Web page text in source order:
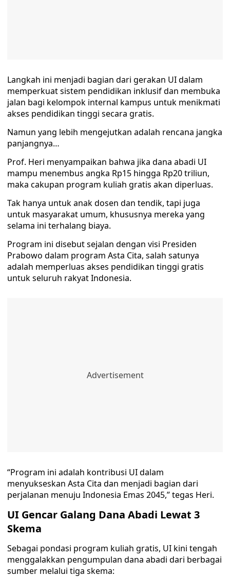
Langkah ini menjadi bagian dari gerakan UI dalam
memperkuat sistem pendidikan inklusif dan membuka
jalan bagi kelompok internal kampus untuk menikmati
akses pendidikan tinggi secara gratis.
Namun yang lebih mengejutkan adalah rencana jangka
panjangnya…
Prof. Heri menyampaikan bahwa jika dana abadi UI
mampu menembus angka Rp15 hingga Rp20 triliun,
maka cakupan program kuliah gratis akan diperluas.
Tak hanya untuk anak dosen dan tendik, tapi juga
untuk masyarakat umum, khususnya mereka yang
selama ini terhalang biaya.
Program ini disebut sejalan dengan visi Presiden
Prabowo dalam program Asta Cita, salah satunya
adalah memperluas akses pendidikan tinggi gratis
untuk seluruh rakyat Indonesia.
“Program ini adalah kontribusi UI dalam
menyukseskan Asta Cita dan menjadi bagian dari
perjalanan menuju Indonesia Emas 2045,” tegas Heri.
UI Gencar Galang Dana Abadi Lewat 3
Skema
Sebagai pondasi program kuliah gratis, UI kini tengah
menggalakkan pengumpulan dana abadi dari berbagai
sumber melalui tiga skema: